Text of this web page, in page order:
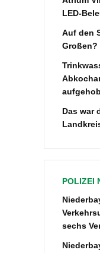
LED-
Auf den
Großen?
Das war
POLIZEI
sechs